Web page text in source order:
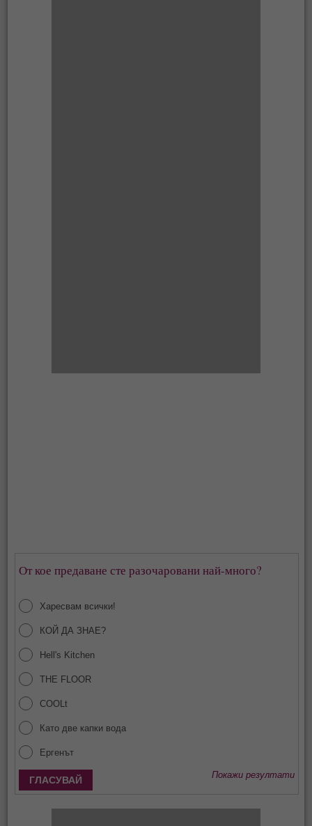
От кое предаване сте разочаровани най-много?
Харесвам всички!
КОЙ ДА ЗНАЕ?
Hell's Kitchen
THE FLOOR
COOLt
Като две капки вода
Ергенът
Покажи резултати